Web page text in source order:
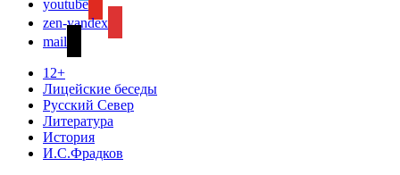
youtube
zen-yandex
mail
12+
Лицейские беседы
Русский Север
Литература
История
И.С.Фрадков